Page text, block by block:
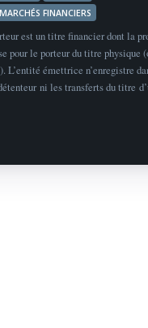
FINANCIERS
est un titre financier dont la
pour le porteur du titre physique
L’entité émettrice n’enregistre
ni les transferts du titre